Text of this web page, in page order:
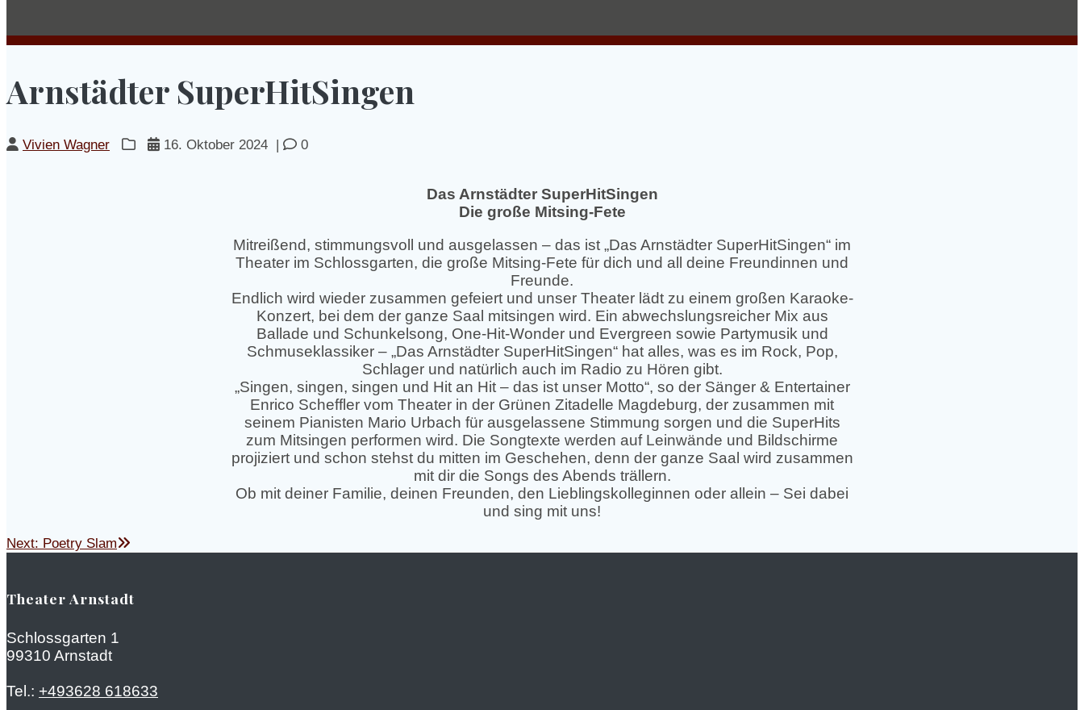
Arnstädter SuperHitSingen
Vivien Wagner 16. Oktober 2024 0
Das Arnstädter SuperHitSingen
Die große Mitsing-Fete
Mitreißend, stimmungsvoll und ausgelassen – das ist „Das Arnstädter SuperHitSingen“ im
Theater im Schlossgarten, die große Mitsing-Fete für dich und all deine Freundinnen und
Freunde.
Endlich wird wieder zusammen gefeiert und unser Theater lädt zu einem großen Karaoke-
Konzert, bei dem der ganze Saal mitsingen wird. Ein abwechslungsreicher Mix aus
Ballade und Schunkelsong, One-Hit-Wonder und Evergreen sowie Partymusik und
Schmuseklassiker – „Das Arnstädter SuperHitSingen“ hat alles, was es im Rock, Pop,
Schlager und natürlich auch im Radio zu Hören gibt.
„Singen, singen, singen und Hit an Hit – das ist unser Motto“, so der Sänger & Entertainer
Enrico Scheffler vom Theater in der Grünen Zitadelle Magdeburg, der zusammen mit
seinem Pianisten Mario Urbach für ausgelassene Stimmung sorgen und die SuperHits
zum Mitsingen performen wird. Die Songtexte werden auf Leinwände und Bildschirme
projiziert und schon stehst du mitten im Geschehen, denn der ganze Saal wird zusammen
mit dir die Songs des Abends trällern.
Ob mit deiner Familie, deinen Freunden, den Lieblingskolleginnen oder allein – Sei dabei
und sing mit uns!
Beitragsnavigation
Next: Next
Poetry Slam
Theater Arnstadt
Schlossgarten 1
99310 Arnstadt
Tel.: +493628 618633